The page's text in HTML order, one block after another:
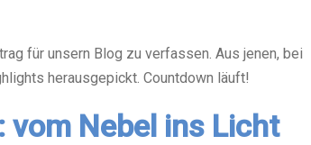
für unsern Blog zu verfassen. Aus jenen, bei
herausgepickt. Countdown läuft!
vom Nebel ins Licht